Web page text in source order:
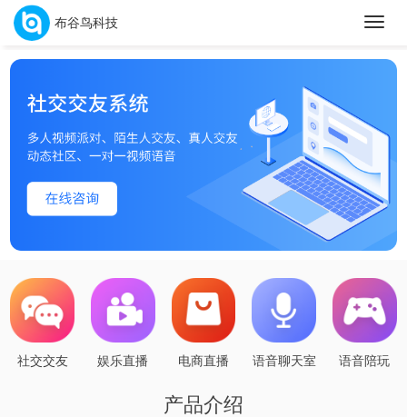
切
导
布谷鸟科技
社交交友 娱乐直播 电商直播 语音聊天室 语音陪玩
产品介绍